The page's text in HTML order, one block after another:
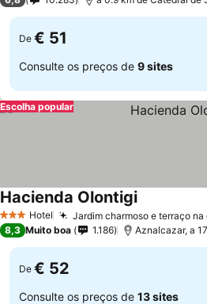
De € 51
Consulte os preços de 9 sites
Escolha popular
3 EstrelasHotel Jardim charmoso e terraço na
Hacienda OlontigiVer preços
8,3 Muito boa 1.186 Aznalcazar, a
De € 52
Consulte os preços de 13 sites